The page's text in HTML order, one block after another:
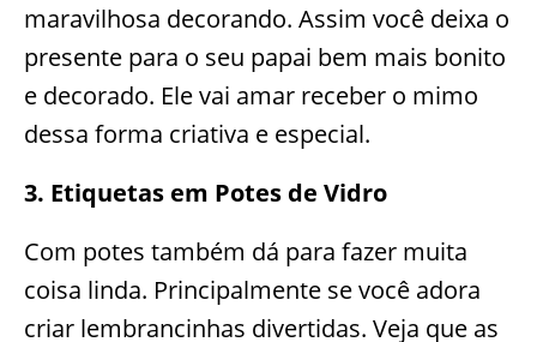
maravilhosa decorando. Assim você deixa o
presente para o seu papai bem mais bonito
e decorado. Ele vai amar receber o mimo
dessa forma criativa e especial.
3. Etiquetas em Potes de Vidro
Com potes também dá para fazer muita
coisa linda. Principalmente se você adora
criar lembrancinhas divertidas. Veja que as